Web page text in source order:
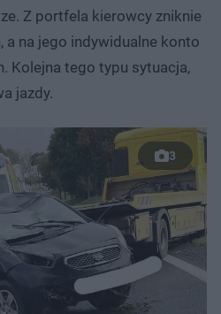
Z portfela kierowcy zniknie
a na jego indywidualne konto
Kolejna tego typu sytuacja,
jazdy.
3